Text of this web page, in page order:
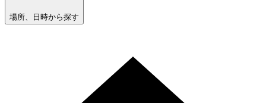
場所、日時から探す